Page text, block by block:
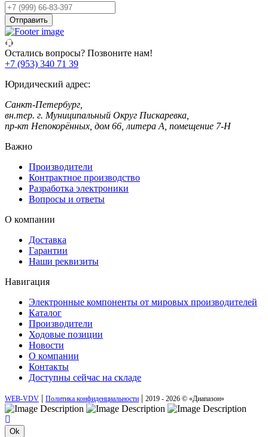
Ваш
телефон
Отправить
Остались вопросы? Позвоните нам!
+7 (953) 340 71 39
Юридический адрес:
Санкт-Петербург,
вн.тер. г. Муниципальный Округ Пискаревка,
пр-кт Непокорённых, дом 66, литера А, помещение 7-Н
Важно
Производители
Контрактное производство
Разработка электроники
Вопросы и ответы
О компании
Доставка
Гарантии
Наши реквизиты
Навигация
Электронные компоненты от мировых производителей
Каталог
Производители
Ходовые позиции
Новости
О компании
Контакты
Доступны сейчас на складе
WEB-VDV | Политика конфиденциальности | 2019 - 2026 © «Диапазон»
Ok